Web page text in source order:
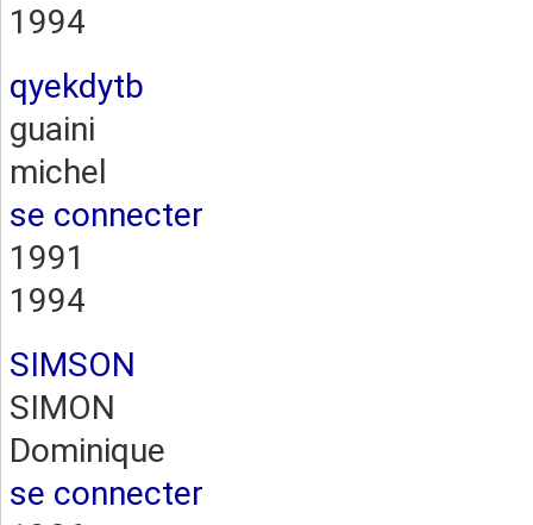
1994
qyekdytb
guaini
michel
se connecter
1991
1994
SIMSON
SIMON
Dominique
se connecter